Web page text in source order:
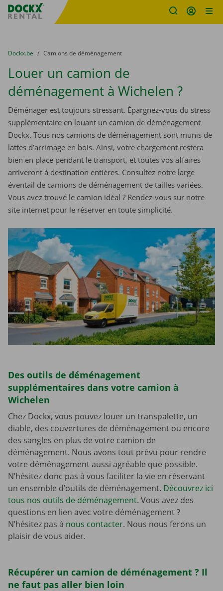
sitename
You are here:
du
Dockx.be to
Camions de déménagement
Louer un camion de
déménagement à Wichelen ?
Déménager est toujours stressant. Épargnez-vous du stress
supplémentaire en louant un camion de déménagement
Dockx. Tous nos camions de déménagement sont munis de
lattes d’arrimage en bois. Ainsi, votre chargement restera
bien en place pendant le transport, et toutes vos affaires
arriveront à destination entières. Consultez notre large
éventail de camions de déménagement de tailles variées.
Vous avez trouvé le camion idéal ? Rendez-vous sur notre
site internet pour le réserver en toute simplicité.
Des outils de déménagement
supplémentaires dans votre camion à
Wichelen
Chez Dockx, vous pouvez louer un transpalette, un
diable, des couvertures de déménagement ou encore
des sangles en plus de votre camion de
déménagement. Nous avons tout prévu pour rendre
votre déménagement aussi agréable que possible.
N’hésitez donc pas à vous faciliter la vie en réservant
un ensemble d’outils de déménagement. Découvrez ici
tous nos outils de déménagement. Vous avez des
questions en lien avec votre déménagement ?
N’hésitez pas à nous contacter. Nous nous ferons un
plaisir de vous aider.
Récupérer un camion de déménagement ? Il
ne faut pas aller bien loin